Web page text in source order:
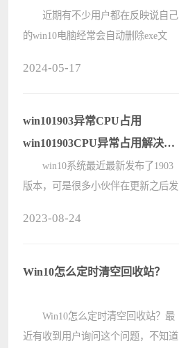
近期有不少用户都在反映说自己
的win10电脑经常会自动删除exe文
被自动删除的问题，我们可以通过添
加排除????
2024-05-17
win101903异常CPU占用
win101903CPU异常占用解决方
win10系统最近最新发布了1903
版本，可是很多小伙伴在更新之后发
情况我们应该如何解决这种情况呐?
2023-08-24
Win10怎么定时清空回收站？
Win10怎么定时清空回收站？最
近有收到用户询问这个问题，不知道